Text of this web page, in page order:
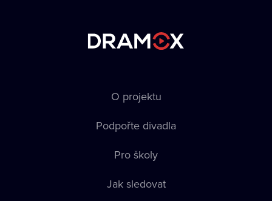
O projektu
Podpořte divadla
Pro školy
Jak sledovat